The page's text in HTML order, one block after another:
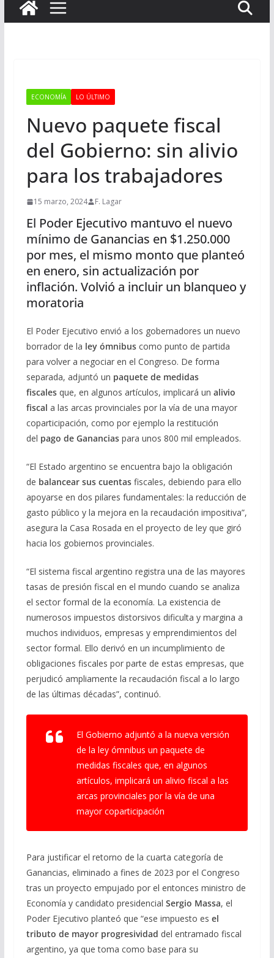
ECONOMÍA LO ÚLTIMO
Nuevo paquete fiscal
del Gobierno: sin alivio
para los trabajadores
15 marzo, 2024 F. Lagar
El Poder Ejecutivo mantuvo el nuevo
mínimo de Ganancias en $1.250.000
por mes, el mismo monto que planteó
en enero, sin actualización por
inflación. Volvió a incluir un blanqueo y
moratoria
El Poder Ejecutivo envió a los gobernadores un nuevo
borrador de la ley ómnibus como punto de partida
para volver a negociar en el Congreso. De forma
separada, adjuntó un paquete de medidas
fiscalesque, en algunos artículos, implicará un alivio
fiscal a las arcas provinciales por la vía de una mayor
coparticipación, como por ejemplo la restitución
del pago de Ganancias para unos 800 mil empleados.
“El Estado argentino se encuentra bajo la obligación
de balancear sus cuentas fiscales, debiendo para ello
apoyarse en dos pilares fundamentales: la reducción de
gasto público y la mejora en la recaudación impositiva”,
asegura la Casa Rosada en el proyecto de ley que giró
hacia los gobiernos provinciales.
“El sistema fiscal argentino registra una de las mayores
tasas de presión fiscal en el mundo cuando se analiza
el sector formal de la economía. La existencia de
numerosos impuestos distorsivos dificulta y margina a
muchos individuos, empresas y emprendimientos del
sector formal. Ello derivó en un incumplimiento de
obligaciones fiscales por parte de estas empresas, que
perjudicó ampliamente la recaudación fiscal a lo largo
de las últimas décadas”, continuó.
El Gobierno adjuntó a la nueva versión
de la ley ómnibus un paquete de
medidas fiscales que, en algunos
artículos, implicará un alivio fiscal a las
arcas provinciales por la vía de una
mayor coparticipación
Para justificar el retorno de la cuarta categoría de
Ganancias, eliminado a fines de 2023 por el Congreso
tras un proyecto empujado por el entonces ministro de
Economía y candidato presidencial Sergio Massa, el
Poder Ejecutivo planteó que “ese impuesto es el
tributo de mayor progresividad del entramado fiscal
argentino, ya que toma como base para su